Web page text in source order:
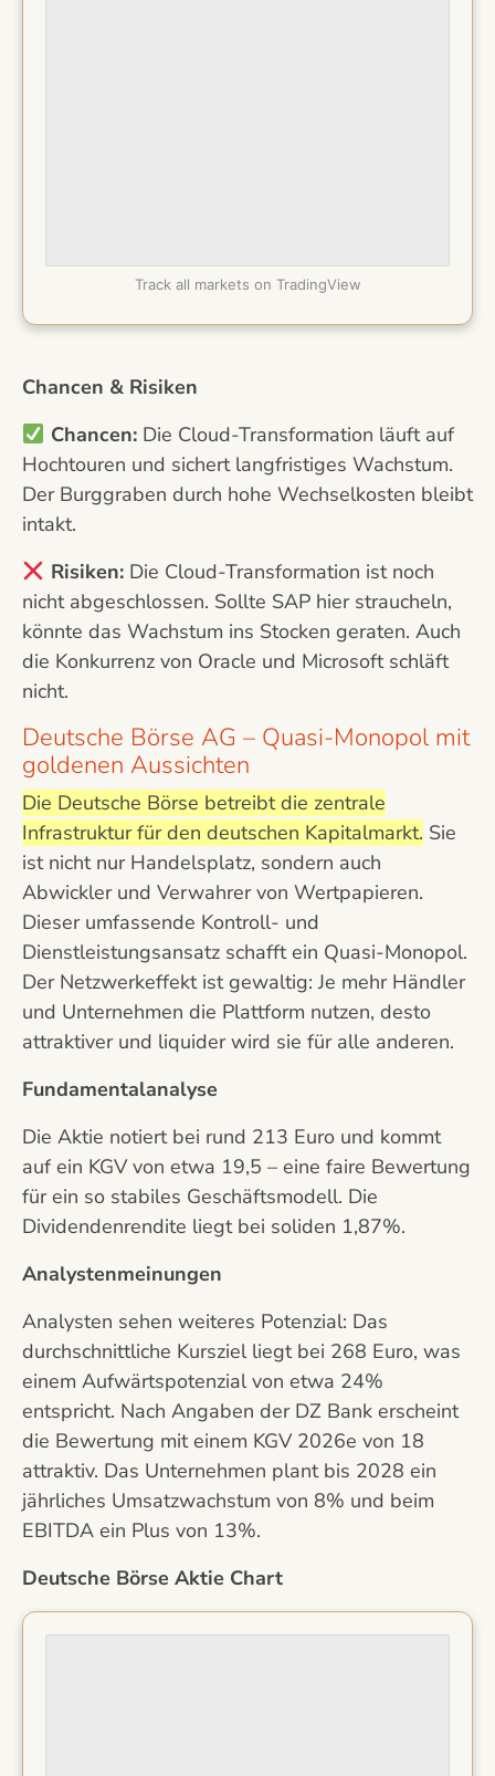
Track all markets on TradingView
Chancen & Risiken
Chancen:Die Cloud-Transformation läuft auf
Hochtouren und sichert langfristiges Wachstum.
Der Burggraben durch hohe Wechselkosten bleibt
intakt.
Risiken:Die Cloud-Transformation ist noch
nicht abgeschlossen. Sollte SAP hier straucheln,
könnte das Wachstum ins Stocken geraten. Auch
die Konkurrenz von Oracle und Microsoft schläft
nicht.
Deutsche Börse AG – Quasi-Monopol mit
goldenen Aussichten
Die Deutsche Börse betreibt die zentrale
Infrastruktur für den deutschen Kapitalmarkt. Sie
ist nicht nur Handelsplatz, sondern auch
Abwickler und Verwahrer von Wertpapieren.
Dieser umfassende Kontroll- und
Dienstleistungsansatz schafft ein Quasi-Monopol.
Der Netzwerkeffekt ist gewaltig: Je mehr Händler
und Unternehmen die Plattform nutzen, desto
attraktiver und liquider wird sie für alle anderen.
Fundamentalanalyse
Die Aktie notiert bei rund 213 Euro und kommt
auf ein KGV von etwa 19,5 – eine faire Bewertung
für ein so stabiles Geschäftsmodell. Die
Dividendenrendite liegt bei soliden 1,87%.
Analystenmeinungen
Analysten sehen weiteres Potenzial: Das
durchschnittliche Kursziel liegt bei 268 Euro, was
einem Aufwärtspotenzial von etwa 24%
entspricht. Nach Angaben der DZ Bank erscheint
die Bewertung mit einem KGV 2026e von 18
attraktiv. Das Unternehmen plant bis 2028 ein
jährliches Umsatzwachstum von 8% und beim
EBITDA ein Plus von 13%.
Deutsche Börse Aktie Chart